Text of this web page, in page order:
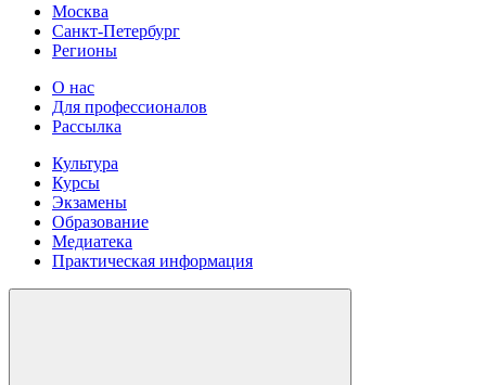
Москва
Санкт-Петербург
Регионы
О нас
Для профессионалов
Рассылка
Культура
Курсы
Экзамены
Образование
Медиатека
Практическая информация